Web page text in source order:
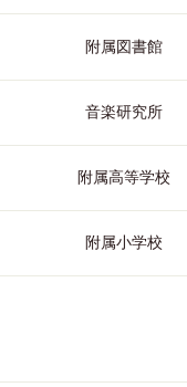
附属図書館
音楽研究所
附属高等学校
附属小学校